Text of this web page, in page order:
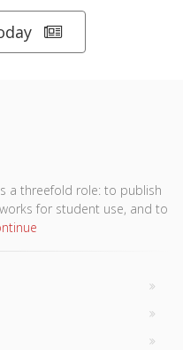
a threefold role: to publish
for student use, and to